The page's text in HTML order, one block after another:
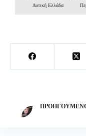
Δυτική Ελλάδα